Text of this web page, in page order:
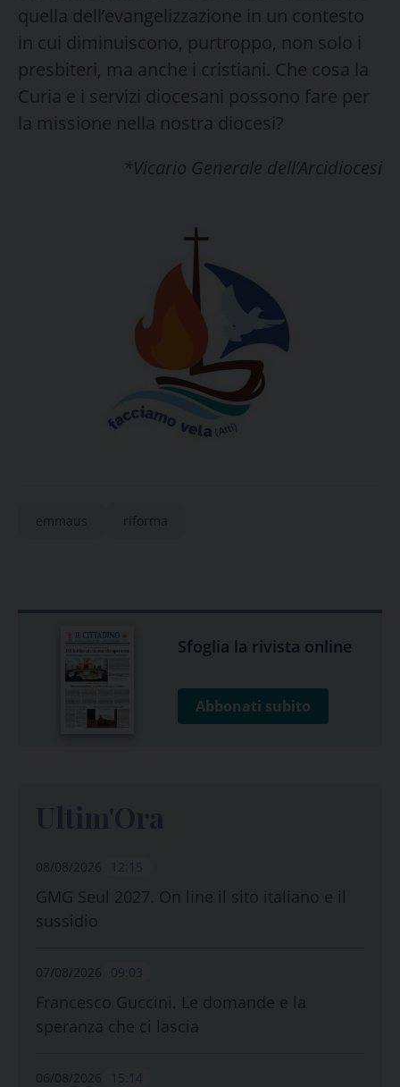
quella dell’evangelizzazione in un contesto
in cui diminuiscono, purtroppo, non solo i
presbiteri, ma anche i cristiani. Che cosa la
Curia e i servizi diocesani possono fare per
la missione nella nostra diocesi?
*Vicario Generale dell’Arcidiocesi
emmaus riforma
Sfoglia la rivista online
Abbonati subito
08/08/2026
GMG Seul 2027. On line il sito italiano e il
sussidio
07/08/2026
Francesco Guccini. Le domande e la
speranza che ci lascia
06/08/2026